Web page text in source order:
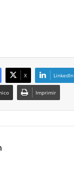
X LinkedIn
Imprimir